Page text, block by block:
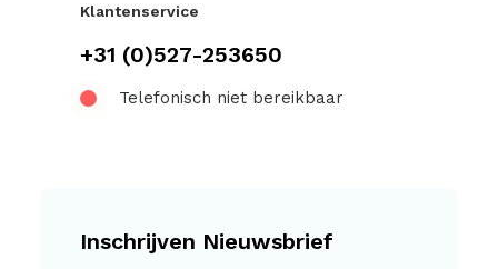
Klantenservice
+31 (0)527-253650
Telefonisch niet bereikbaar
Inschrijven Nieuwsbrief